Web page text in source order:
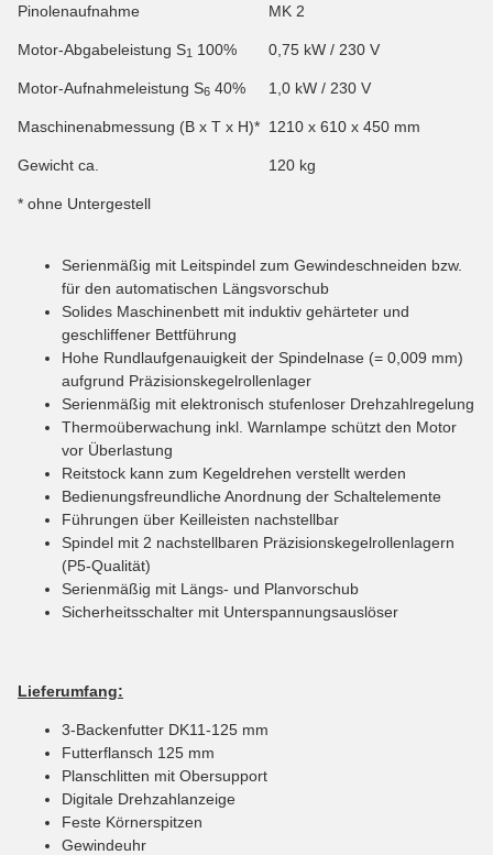
Pinolenaufnahme MK 2
Motor-Abgabeleistung S1 100% 0,75 kW / 230 V
Motor-Aufnahmeleistung S6 40% 1,0 kW / 230 V
Maschinenabmessung (B x T x H)* 1210 x 610 x 450 mm
Gewicht ca. 120 kg
* ohne Untergestell
Serienmäßig mit Leitspindel zum Gewindeschneiden bzw.
für den automatischen Längsvorschub
Solides Maschinenbett mit induktiv gehärteter und
geschliffener Bettführung
Hohe Rundlaufgenauigkeit der Spindelnase (= 0,009 mm)
aufgrund Präzisionskegelrollenlager
Serienmäßig mit elektronisch stufenloser Drehzahlregelung
Thermoüberwachung inkl. Warnlampe schützt den Motor
vor Überlastung
Reitstock kann zum Kegeldrehen verstellt werden
Bedienungsfreundliche Anordnung der Schaltelemente
Führungen über Keilleisten nachstellbar
Spindel mit 2 nachstellbaren Präzisionskegelrollenlagern
(P5-Qualität)
Serienmäßig mit Längs- und Planvorschub
Sicherheitsschalter mit Unterspannungsauslöser
Lieferumfang:
3-Backenfutter DK11-125 mm
Futterflansch 125 mm
Planschlitten mit Obersupport
Digitale Drehzahlanzeige
Feste Körnerspitzen
Gewindeuhr